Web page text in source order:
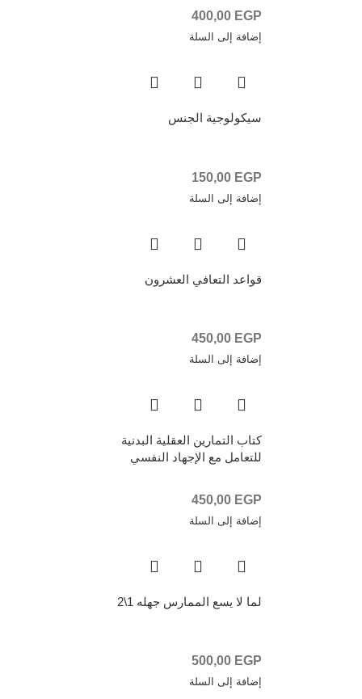
400,00 EGP
إضافة إلى السلة
سيكولوجية الجنس
150,00 EGP
إضافة إلى السلة
قواعد التعافي العشرون
450,00 EGP
إضافة إلى السلة
كتاب التمارين العقلية البدنية
للتعامل مع الإجهاد النفسي
450,00 EGP
إضافة إلى السلة
لما لا يسع الممارس جهله 1\2
500,00 EGP
إضافة إلى السلة